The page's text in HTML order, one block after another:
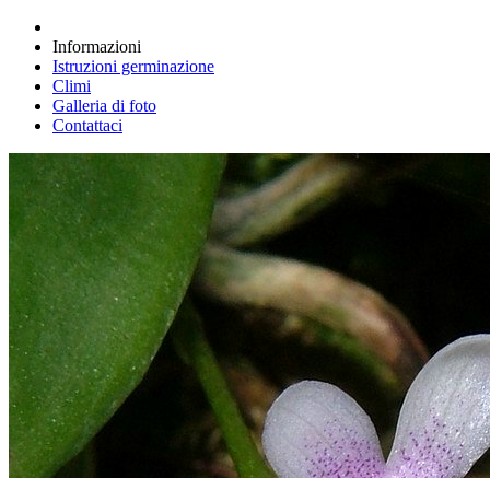
Informazioni
Istruzioni germinazione
Climi
Galleria di foto
Contattaci